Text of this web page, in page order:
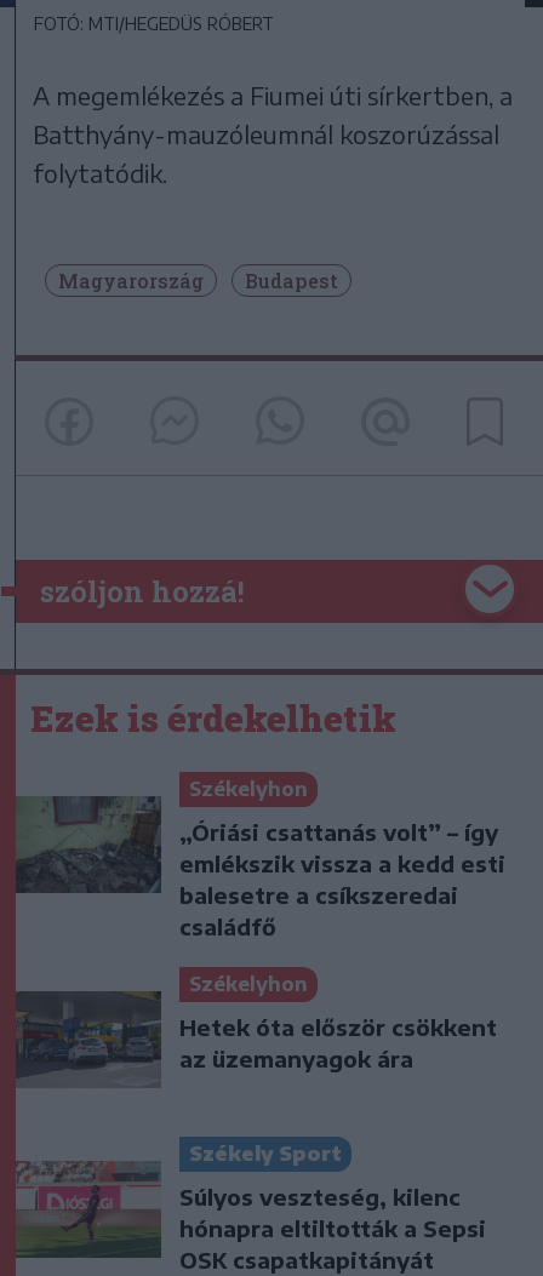
FOTÓ: MTI/HEGEDÜS RÓBERT
A megemlékezés a Fiumei úti sírkertben, a
Batthyány-mauzóleumnál koszorúzással
folytatódik.
Magyarország Budapest
szóljon hozzá!
Ezek is érdekelhetik
Székelyhon
„Óriási csattanás volt” – így
emlékszik vissza a kedd esti
balesetre a csíkszeredai
családfő
Székelyhon
Hetek óta először csökkent
az üzemanyagok ára
Székely Sport
Súlyos veszteség, kilenc
hónapra eltiltották a Sepsi
OSK csapatkapitányát